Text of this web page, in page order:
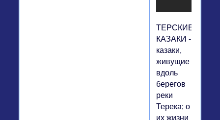
ТЕРСКИЕ
КАЗАКИ -
казаки,
живущие
вдоль
берегов
реки
Терека; о
их жизни